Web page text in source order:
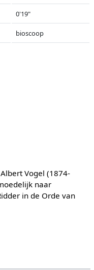
0'19"
bioscoop
Vogel (1874-
naar
in de Orde van